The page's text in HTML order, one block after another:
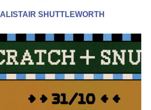
ALISTAIR SHUTTLEWORTH